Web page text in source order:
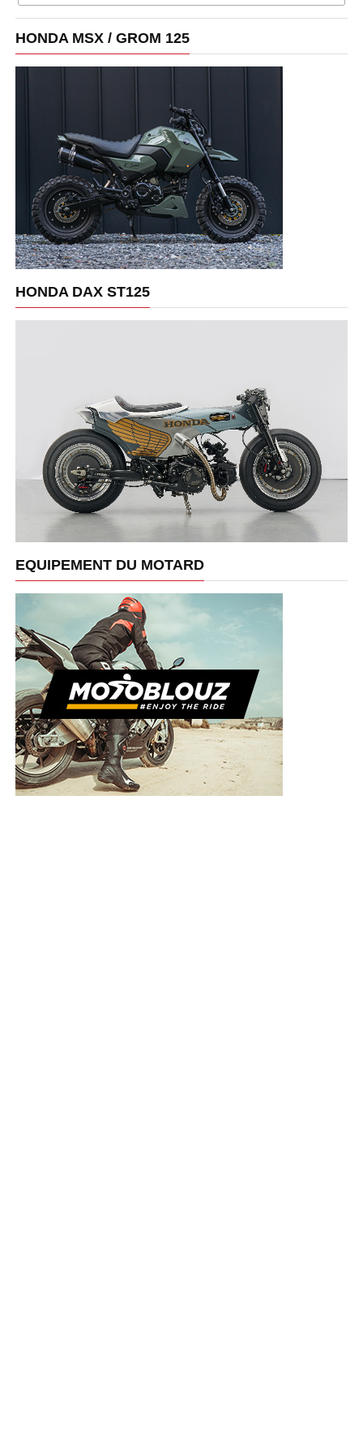
HONDA MSX / GROM 125
HONDA DAX ST125
EQUIPEMENT DU MOTARD